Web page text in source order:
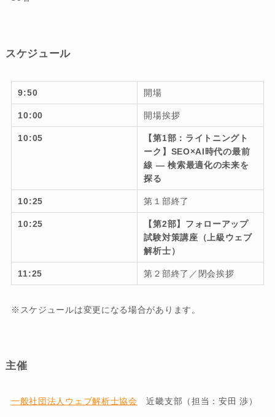
スケジュール
9:50 開場
10:00 開場挨拶
10:05
【第1部：ライトニングト
ーク】SEO×AI時代の最前
線 ― 検索最適化の未来を
探る
10:25 第１部終了
10:25
【第2部】フォローアップ
試験対策講座（上級ウェブ
解析士）
11:25 第２部終了／閉会挨拶
※スケジュールは変更になる場合があります。
主催
一般社団法人ウェブ解析士協会 近畿支部（担当：安田 渉）